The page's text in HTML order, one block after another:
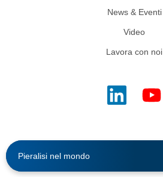
News & Eventi
Video
Lavora con noi
Pieralisi nel mondo